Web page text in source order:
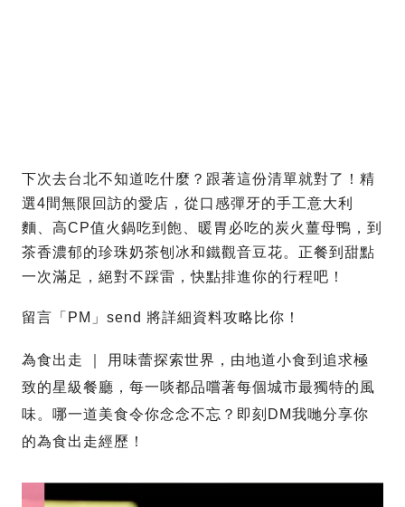
下次去台北不知道吃什麼？跟著這份清單就對了！精
選4間無限回訪的愛店，從口感彈牙的手工意大利
麵、高CP值火鍋吃到飽、暖胃必吃的炭火薑母鴨，到
茶香濃郁的珍珠奶茶刨冰和鐵觀音豆花。正餐到甜點
一次滿足，絕對不踩雷，快點排進你的行程吧！
留言「PM」send 將詳細資料攻略比你！
為食出走 ｜ 用味蕾探索世界，由地道小食到追求極
致的星級餐廳，每一啖都品嚐著每個城市最獨特的風
味。哪一道美食令你念念不忘？即刻DM我哋分享你
的為食出走經歷！